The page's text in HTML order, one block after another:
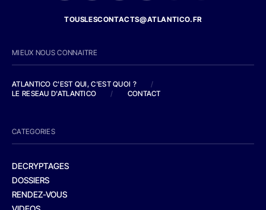
TOUSLESCONTACTS@ATLANTICO.FR
MIEUX NOUS CONNAITRE
ATLANTICO C'EST QUI, C'EST QUOI ?
/
LE RESEAU D'ATLANTICO
/ CONTACT
CATEGORIES
DECRYPTAGES
DOSSIERS
RENDEZ-VOUS